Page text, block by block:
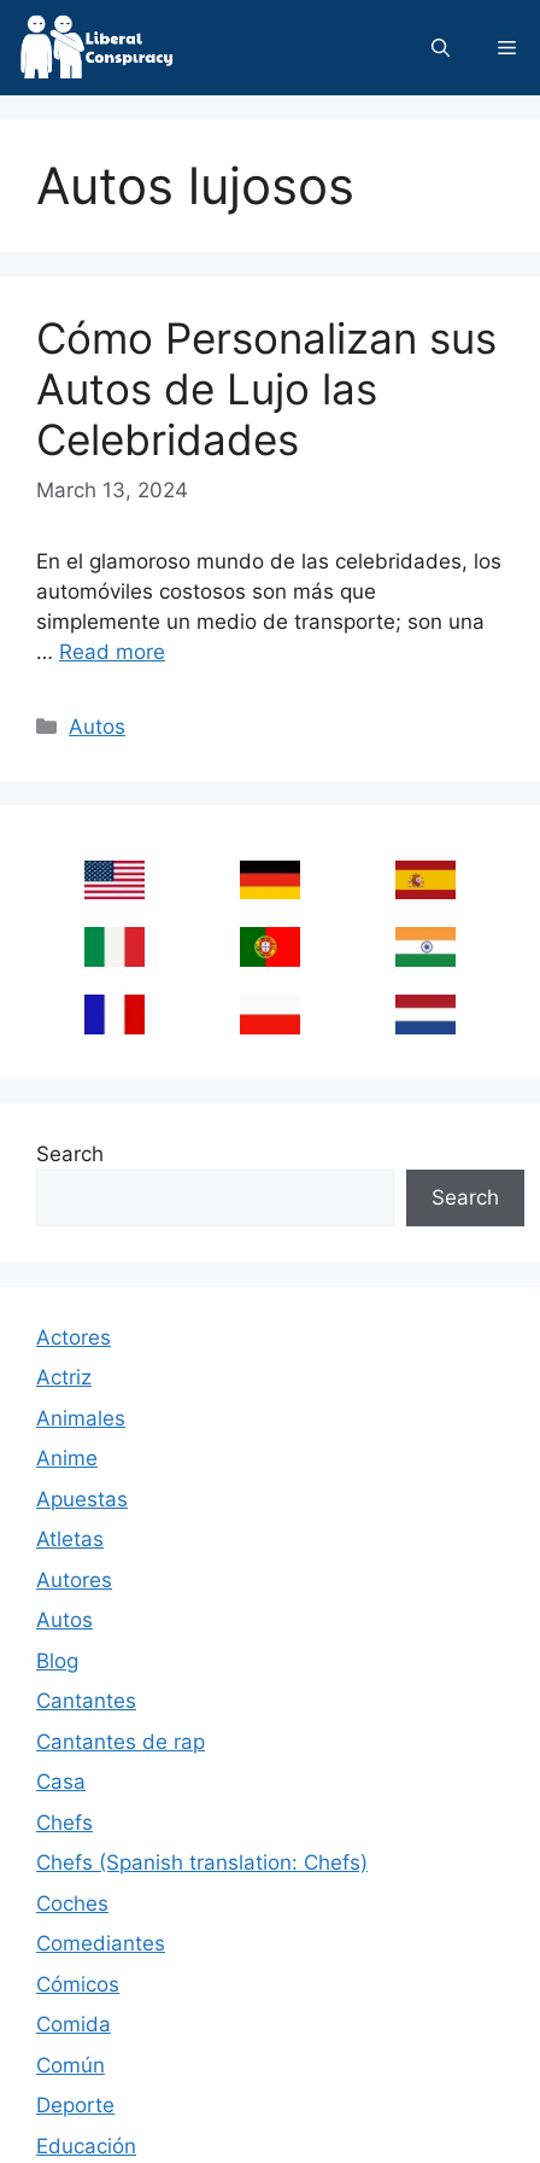
Skip
content
Autos lujosos
Cómo Personalizan sus
Autos de Lujo las
Celebridades
March 13, 2024
En el glamoroso mundo de las celebridades, los
automóviles costosos son más que
simplemente un medio de transporte; son una
… Read more
Categories
Autos
Search
Search
Actores
Actriz
Animales
Anime
Apuestas
Atletas
Autores
Autos
Blog
Cantantes
Cantantes de rap
Casa
Chefs
Chefs (Spanish translation: Chefs)
Coches
Comediantes
Cómicos
Comida
Común
Deporte
Educación